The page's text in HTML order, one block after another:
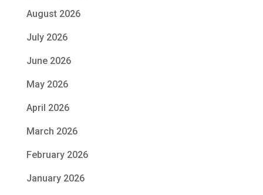
August 2026
July 2026
June 2026
May 2026
April 2026
March 2026
February 2026
January 2026